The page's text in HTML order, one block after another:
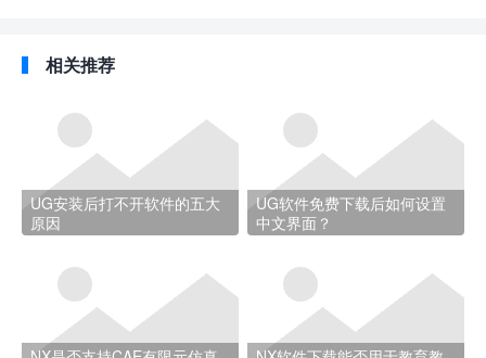
相关推荐
UG安装后打不开软件的五大
原因
UG软件免费下载后如何设置
中文界面？